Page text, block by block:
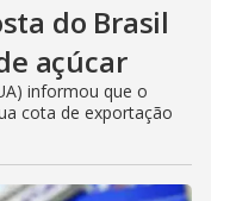
do Brasil
açúcar
informou que o
cota de exportação